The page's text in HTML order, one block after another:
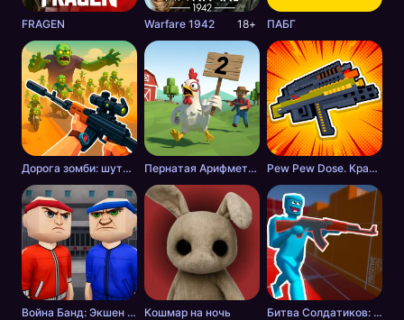
FRAGEN Warfare 1942 18+ ПАБГ
Дорога зомби: шутер с разрушениями Пернатая Арифметика Pew Pew Dose. Крафт оружия
Война Банд: Экшен шутер Кошмар на ночь Битва Солдатиков: Красные против Синих